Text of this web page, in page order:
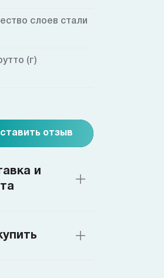
слоев стали
(г)
отзыв
и